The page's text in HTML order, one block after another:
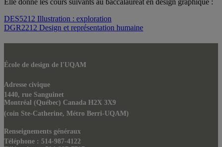
DES5212 Illustration : exploration
DGR2212 Design et représentation humaine
École de design de l'UQAM
Adresse civique
1440, rue Sanguinet
Montréal (Québec) Canada H2X 3X9
(coin Ste-Catherine, Métro Berri-UQAM)
Renseignements généraux
Téléphone : 514-987-4122